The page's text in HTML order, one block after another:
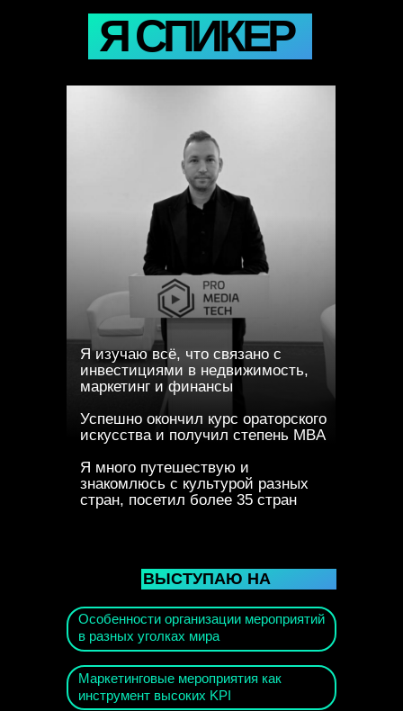
Я СПИКЕР
Я изучаю всё, что связано с
инвестициями в недвижимость,
маркетинг и финансы
Успешно окончил курс ораторского
искусства и получил степень MBA
Я много путешествую и
знакомлюсь с культурой разных
стран, посетил более 35 стран
ВЫСТУПАЮ НА
ТЕМЫ:
Особенности организации мероприятий
в разных уголках мира
Маркетинговые мероприятия как
инструмент высоких KPI
МОИ